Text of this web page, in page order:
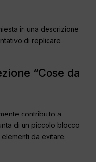
in una descrizione
di replicare
“Cose da
contribuito a
di un piccolo blocco
da evitare.